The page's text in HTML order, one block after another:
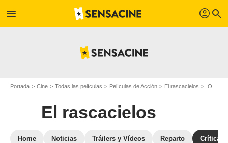
menu profil search
Portada Cine Todas las películas Películas de Acción El rascacielos Opiniones sobre El rascacielos
El rascacielos
Home Noticias Tráilers y Vídeos Reparto Críticas